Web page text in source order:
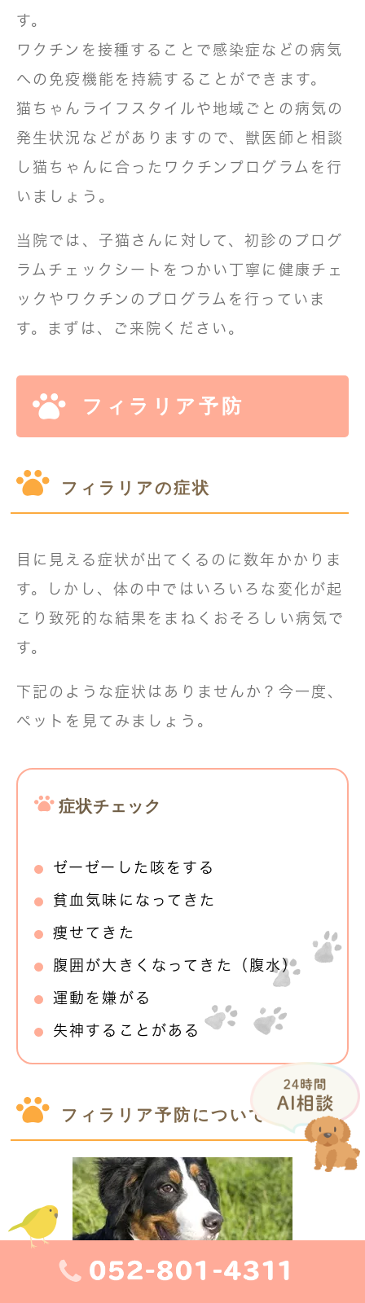
す。
ワクチンを接種することで感染症などの病気
への免疫機能を持続することができます。
猫ちゃんライフスタイルや地域ごとの病気の
発生状況などがありますので、獣医師と相談
し猫ちゃんに合ったワクチンプログラムを行
いましょう。
当院では、子猫さんに対して、初診のプログ
ラムチェックシートをつかい丁寧に健康チェ
ックやワクチンのプログラムを行っていま
す。まずは、ご来院ください。
フィラリア予防
フィラリアの症状
目に見える症状が出てくるのに数年かかりま
す。しかし、体の中ではいろいろな変化が起
こり致死的な結果をまねくおそろしい病気で
す。
下記のような症状はありませんか？今一度、
ペットを見てみましょう。
症状チェック
ゼーゼーした咳をする
貧血気味になってきた
痩せてきた
腹囲が大きくなってきた（腹水）
運動を嫌がる
失神することがある
フィラリア予防について